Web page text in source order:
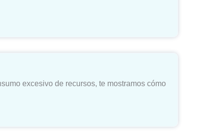
excesivo de recursos, te mostramos cómo